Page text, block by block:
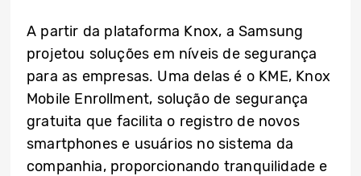
A partir da plataforma Knox, a Samsung
projetou soluções em níveis de segurança
para as empresas. Uma delas é o KME, Knox
Mobile Enrollment, solução de segurança
gratuita que facilita o registro de novos
smartphones e usuários no sistema da
companhia, proporcionando tranquilidade e